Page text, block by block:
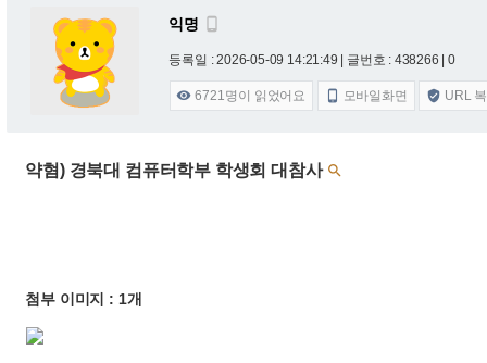
익명 
등록일 : 2026-05-09 14:21:49 | 글번호 : 438266 | 0
 6721명이 읽었어요  모바일화면  URL
약혐) 경북대 컴퓨터학부 학생회 대참사 
첨부 이미지 : 1개